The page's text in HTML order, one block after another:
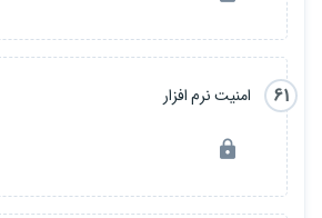
61 امنیت نرم افزار